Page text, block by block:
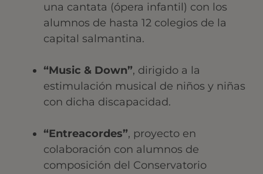
una cantata (ópera infantil) con los
alumnos de hasta 12 colegios de la
capital salmantina.
“Music & Down”, dirigido a la
estimulación musical de niños y niñas
con dicha discapacidad.
“Entreacordes”, proyecto en
colaboración con alumnos de
composición del Conservatorio